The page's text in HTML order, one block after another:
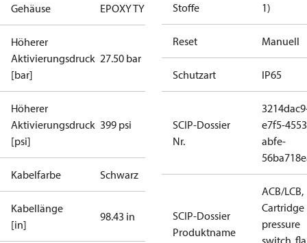
Gehäuse EPOXY TYP
Höherer
Aktivierungsdruck
[bar]
27.50 bar
Höherer
Aktivierungsdruck
[psi]
399 psi
Kabelfarbe Schwarz
Kabellänge
[in]
98.43 in
Stoffe
1)
Reset Manuell
Schutzart IP65
SCIP-Dossier
Nr.
e7f5-
abfe-
SCIP-Dossier
Produktname
ACB/LCB,
Cartridge
pressure
switch,